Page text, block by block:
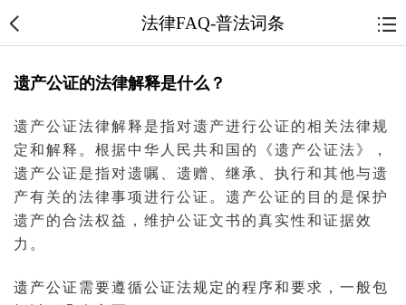
法律FAQ-普法词条
遗产公证的法律解释是什么？
遗产公证法律解释是指对遗产进行公证的相关法律规
定和解释。根据中华人民共和国的《遗产公证法》，
遗产公证是指对遗嘱 、遗赠、继承
、执行和其他与遗
产有关的法律事项进行公证。遗产公证的目的是保护
遗产的合法权益，维护公证文书的真实性和证据效
力。
遗产公证需要遵循公证法规定的程序和要求，一般包